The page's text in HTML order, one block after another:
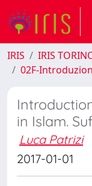
IRIS IRIS
02F-
in Islam.
Luca Patrizi
2017-01-01